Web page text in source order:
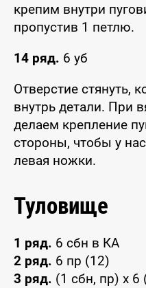
крепим внутри
пропустив 1 петлю.
14 ряд. 6 уб
Отверстие стянуть,
внутрь детали. При
делаем крепление
стороны, чтобы у
левая ножки.
Туловище
1 ряд. 6 сбн в КА
2 ряд. 6 пр (12)
3 ряд. (1 сбн, пр) x 6